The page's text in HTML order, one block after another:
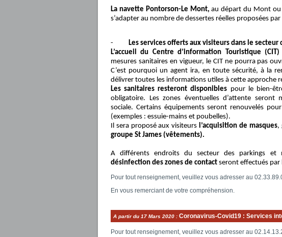
La navette Pontorson-Le Mont,au départ du Mont ou
s’adapter au nombre de dessertes réelles proposées par
- Les services offerts aux visiteurs dans le secteur
L’accueil du Centre d’information Touristique
mesures sanitaires en vigueur, le CIT ne pourra pas
C’est pourquoi un agent ira, en toute sécurité, à la
délivrer toutes les informations utiles à cette approche
Les sanitaires resteront disponibles pour le bien-
obligatoire. Les zones éventuelles d’attente seront
sociale. Certains équipements seront renouvelés
(exemples : essuie-mains et poubelles).
Il sera proposé aux visiteurs l’acquisition de masques,
groupe St James (vêtements).
A différents endroits du secteur des parkings et
désinfection des zones de contact seront effectués par
Pour tout renseignement, veuillez vous adresser au
En vous remerciant de votre compréhension.
A partir du 17 Mars 2020 : Coronavirus-Covid19 : Services
Pour tout renseignement, veuillez vous adresser au